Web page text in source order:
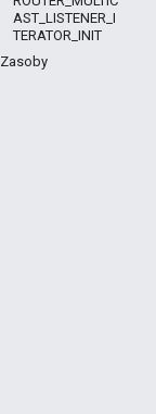
AST_LISTENER_I
TERATOR_INIT
Zasoby